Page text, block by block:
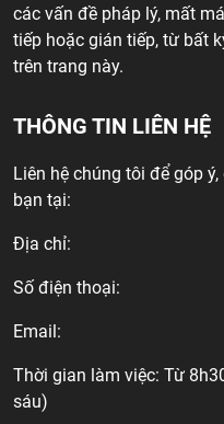
các vấn đề pháp lý, mất
tiếp hoặc gián tiếp, từ bất
trên trang này.
THÔNG TIN LIÊN HỆ
Liên hệ chúng tôi để góp
bạn tại:
Địa chỉ:
Số điện thoại:
Email:
Thời gian làm việc: Từ
sáu)